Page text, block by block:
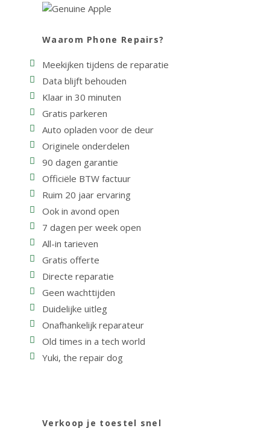
Waarom Phone Repairs?
Meekijken tijdens de reparatie
Data blijft behouden
Klaar in 30 minuten
Gratis parkeren
Auto opladen voor de deur
Originele onderdelen
90 dagen garantie
Officiële BTW factuur
Ruim 20 jaar ervaring
Ook in avond open
7 dagen per week open
All-in tarieven
Gratis offerte
Directe reparatie
Geen wachttijden
Duidelijke uitleg
Onafhankelijk reparateur
Old times in a tech world
Yuki, the repair dog
Verkoop je toestel snel